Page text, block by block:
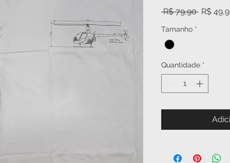
R$ 79,90 Preço
R$
Tamanho *
Quantidade *